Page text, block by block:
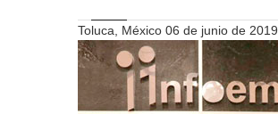
Toluca, México 06 de junio de 2019